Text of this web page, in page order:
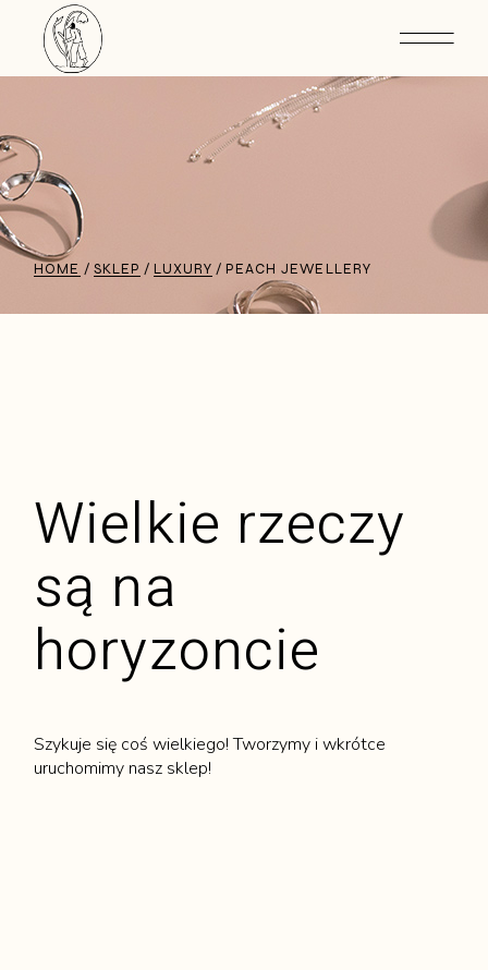
HOME SKLEP LUXURY PEACH JEWELLERY
Wielkie rzeczy
są na
horyzoncie
Szykuje się coś wielkiego! Tworzymy i wkrótce
uruchomimy nasz sklep!